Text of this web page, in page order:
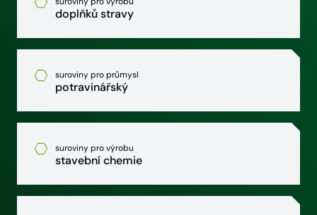
doplňků stravy
suroviny pro průmysl
potravinářský
suroviny pro výrobu
stavební chemie